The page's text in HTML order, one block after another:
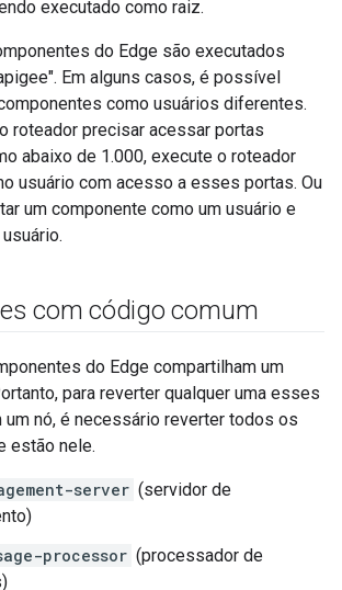
executado como raiz.
do Edge são executados
Em alguns casos, é possível
como usuários diferentes.
roteador precisar acessar portas
abaixo de 1.000, execute o roteador
usuário com acesso a esses portas. Ou
um componente como um usuário e
com código comum
do Edge compartilham um
para reverter qualquer uma esses
nó, é necessário reverter todos os
estão nele.
server (servidor de
processor (processador de